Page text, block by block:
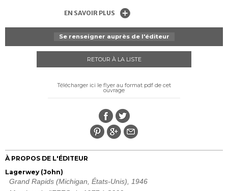
EN SAVOIR PLUS
Se renseigner auprès de l'éditeur
RETOUR À LA LISTE
Télécharger ici le flyer au format pdf de cet
ouvrage
À PROPOS DE L'ÉDITEUR
Lagerwey (John)
Grand Rapids (Michigan, États-Unis), 1946